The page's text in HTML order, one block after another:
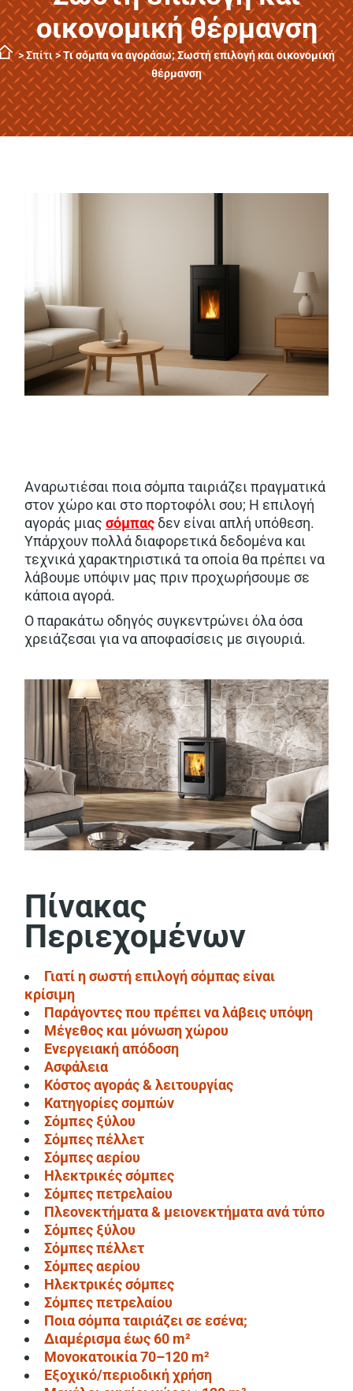
οικονομική θέρμανση
>Σπίτι >Τι σόμπα να αγοράσω; Σωστή επιλογή και οικονομική
θέρμανση
Αναρωτιέσαι ποια σόμπα ταιριάζει πραγματικά
στον χώρο και στο πορτοφόλι σου; Η επιλογή
αγοράς μιαςσόμπας δεν είναι απλή υπόθεση.
Υπάρχουν πολλά διαφορετικά δεδομένα και
τεχνικά χαρακτηριστικά τα οποία θα πρέπει να
λάβουμε υπόψιν μας πριν προχωρήσουμε σε
κάποια αγορά.
Ο παρακάτω οδηγός συγκεντρώνει όλα όσα
χρειάζεσαι για να αποφασίσεις με σιγουριά.
Πίνακας
Περιεχομένων
Γιατί η σωστή επιλογή σόμπας είναι
κρίσιμη
Παράγοντες που πρέπει να λάβεις υπόψη
Μέγεθος και μόνωση χώρου
Ενεργειακή απόδοση
Ασφάλεια
Κόστος αγοράς & λειτουργίας
Κατηγορίες σομπών
Σόμπες ξύλου
Σόμπες πέλλετ
Σόμπες αερίου
Ηλεκτρικές σόμπες
Σόμπες πετρελαίου
Πλεονεκτήματα & μειονεκτήματα ανά τύπο
Σόμπες ξύλου
Σόμπες πέλλετ
Σόμπες αερίου
Ηλεκτρικές σόμπες
Σόμπες πετρελαίου
Ποια σόμπα ταιριάζει σε εσένα;
Διαμέρισμα έως 60 m²
Μονοκατοικία 70–120 m²
Εξοχικό/περιοδική χρήση